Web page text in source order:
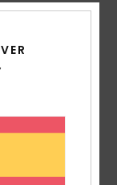
Compra verificada